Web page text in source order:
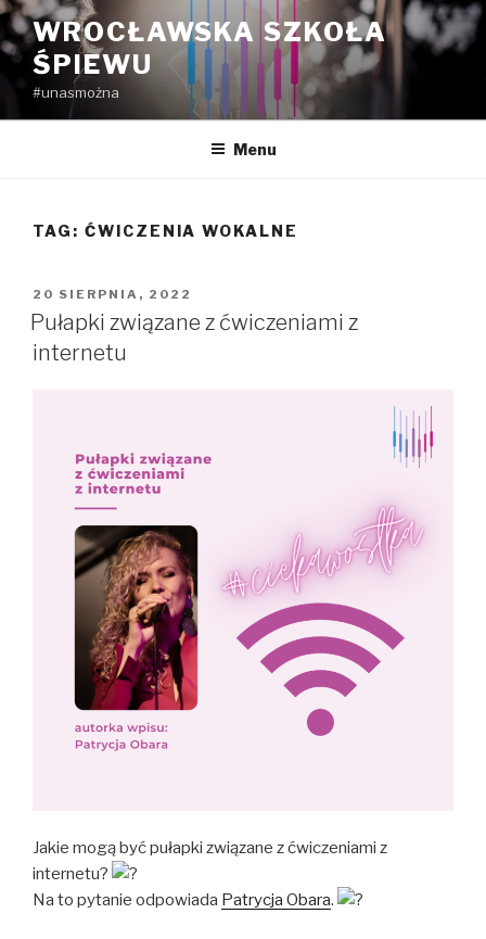
Przejdź
do
treści
WROCŁAWSKA SZKOŁA
ŚPIEWU
#unasmożna
Menu
TAG: ĆWICZENIA WOKALNE
OPUBLIKOWANE
W
20 SIERPNIA, 2022
Pułapki związane z ćwiczeniami z
internetu
Jakie mogą być pułapki związane z ćwiczeniami z
internetu?
Na to pytanie odpowiada Patrycja Obara.